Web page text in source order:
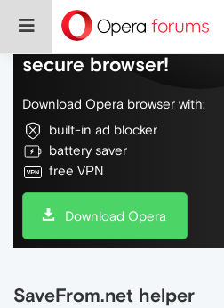
Do more on the web,
secure browser!
Download Opera browser with:
built-in ad blocker
battery saver
free VPN
Download Opera
SaveFrom.net helper